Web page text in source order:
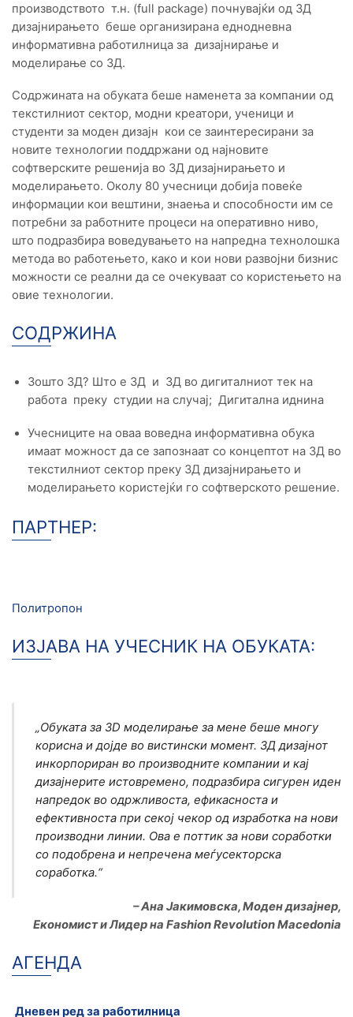
производството т.н. (full package) почнувајќи од 3Д
дизајнирањето беше организирана еднодневна
информативна работилница за дизајнирање и
моделирање со 3Д.
Содржината на обуката беше наменета за компании од
текстилниот сектор, модни креатори, ученици и
студенти за моден дизајн кои се заинтересирани за
новите технологии поддржани од најновите
софтверските решенија во 3Д дизајнирањето и
моделирањето. Околу 80 учесници добија повеќе
информации кои вештини, знаења и способности им се
потребни за работните процеси на оперативно ниво,
што подразбира воведувањето на напредна технолошка
метода во работењето, како и кои нови развојни бизнис
можности се реални да се очекуваат со користењето на
овие технологии.
СОДРЖИНА
Зошто 3Д? Што е 3Д и 3Д во дигиталниот тек на
работа преку студии на случај; Дигитална иднина
Учесниците на оваа воведна информативна обука
имаат можност да се запознаат со концептот на 3Д во
текстилниот сектор преку 3Д дизајнирањето и
моделирањето користејќи го софтверското решение.
ПАРТНЕР:
Политропон
ИЗЈАВА НА УЧЕСНИК НА ОБУКАТА:
„Обуката за 3D моделирање за мене беше многу
корисна и дојде во вистински момент. 3Д дизајнот
инкорпориран во производните компании и кај
дизајнерите истовремено, подразбира сигурен иден
напредок во одржливоста, ефикасноста и
ефективноста при секој чекор од изработка на нови
производни линии. Ова е поттик за нови соработки
со подобрена и непречена меѓусекторска
соработка.“
– Ана Јакимовска, Моден дизајнер,
Економист и Лидер на Fashion Revolution Macedonia
АГЕНДА
Дневен ред за работилница